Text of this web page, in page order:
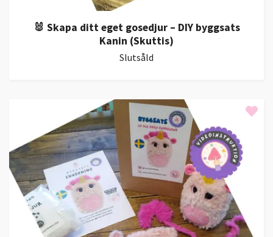
🐰 Skapa ditt eget gosedjur – DIY byggsats
Kanin (Skuttis)
Slutsåld